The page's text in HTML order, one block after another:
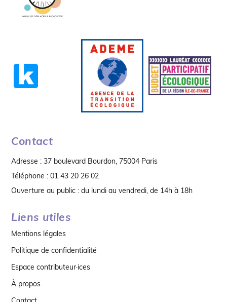
Contact
Adresse : 37 boulevard Bourdon, 75004 Paris
Téléphone : 01 43 20 26 02
Ouverture au public : du lundi au vendredi, de 14h à 18h
Liens utiles
Mentions légales
Politique de confidentialité
Espace contributeur·ices
À propos